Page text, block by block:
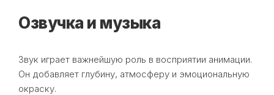
Озвучка и музыка
Звук играет важнейшую роль в восприятии анимации.
Он добавляет глубину, атмосферу и эмоциональную
окраску.